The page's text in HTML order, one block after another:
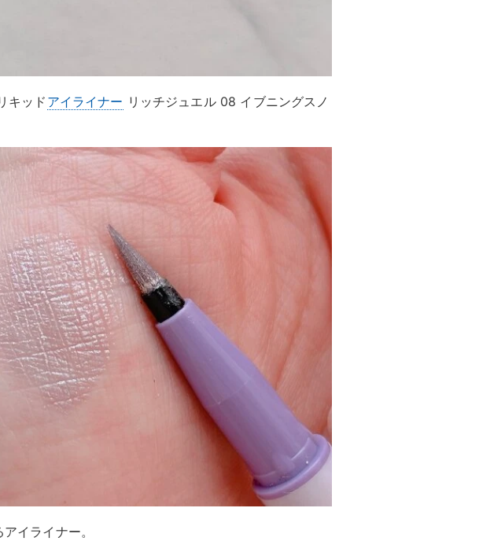
キッドアイライナー リッチジュエル 08 イブニングスノ
イライナー。